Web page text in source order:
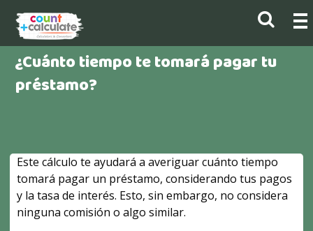
¿Cuánto tiempo te tomará pagar tu
préstamo?
Este cálculo te ayudará a averiguar cuánto tiempo
tomará pagar un préstamo, considerando tus pagos
y la tasa de interés. Esto, sin embargo, no considera
ninguna comisión o algo similar.